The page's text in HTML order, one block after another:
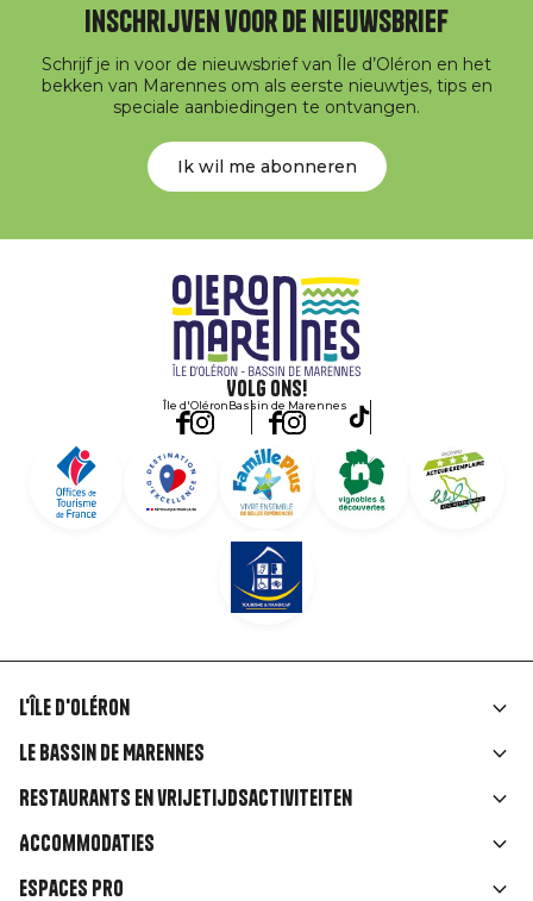
Inschrijven voor de nieuwsbrief
Schrijf je in voor de nieuwsbrief van Île d’Oléron en het
bekken van Marennes om als eerste nieuwtjes, tips en
speciale aanbiedingen te ontvangen.
Ik wil me abonneren
Volg ons!
Île d'OléronBassin de Marennes
Liens
rubriques
L'île d'Oléron
Le Bassin de Marennes
Restaurants en vrijetijdsactiviteiten
Accommodaties
Espaces Pro